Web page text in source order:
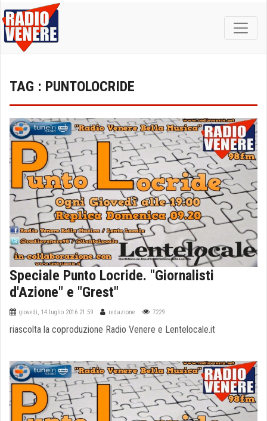
TAG : PUNTOLOCRIDE
Speciale Punto Locride. "Giornalisti
d'Azione" e "Grest"
giovedì, 14 luglio 2016 21:59 redazione 7229
riascolta la coproduzione Radio Venere e Lentelocale.it